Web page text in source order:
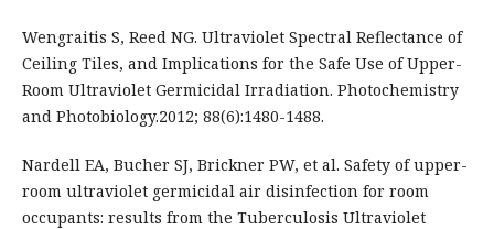
Wengraitis S, Reed NG. Ultraviolet Spectral Reflectance of
Ceiling Tiles, and Implications for the Safe Use of Upper-
Room Ultraviolet Germicidal Irradiation. Photochemistry
and Photobiology.2012; 88(6):1480-1488.
Nardell EA, Bucher SJ, Brickner PW, et al. Safety of upper-
room ultraviolet germicidal air disinfection for room
occupants: results from the Tuberculosis Ultraviolet